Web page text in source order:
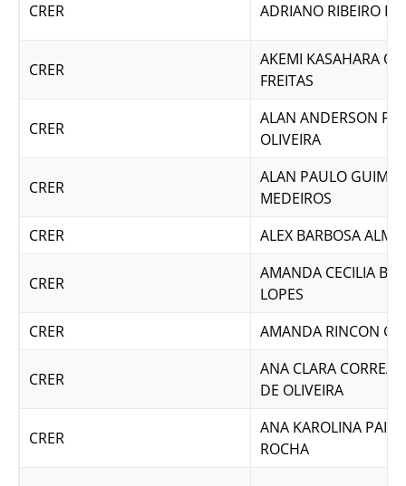
CRER ADRIANO RIBEIRO
CRER
AKEMI KASAHARA
FREITAS
CRER
ALAN ANDERSON
OLIVEIRA
CRER
ALAN PAULO
MEDEIROS
CRER
ALEX BARBOSA
CRER
AMANDA CECILIA
LOPES
CRER
AMANDA RINCON
CRER
ANA CLARA CORREA
DE OLIVEIRA
CRER
ANA KAROLINA
ROCHA